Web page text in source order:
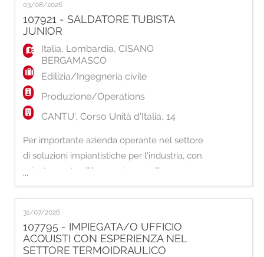
principali: - Installazione e manutenzione di
impianti elettrici civili e industriali; - Interventi
03/08/2026
107921 - SALDATORE TUBISTA
JUNIOR
Italia, Lombardia,CISANO
BERGAMASCO
Edilizia/Ingegneria civile
Produzione/Operations
CANTU', Corso Unità d'Italia, 14
Per importante azienda operante nel settore
di soluzioni impiantistiche per l'industria, con
orientamento all'innovazione e alla
multidisciplinarità, Etjca Group filiale di Cantù
cerca un/una: SALDATORE TUBISTA
JUNIOR Scopo del ruolo sarà quello di
installazione di impianti e apparecchiature
meccaniche (impianti di processo, piping, risc
...
31/07/2026
107795 - IMPIEGATA/O UFFICIO
ACQUISTI CON ESPERIENZA NEL
SETTORE TERMOIDRAULICO